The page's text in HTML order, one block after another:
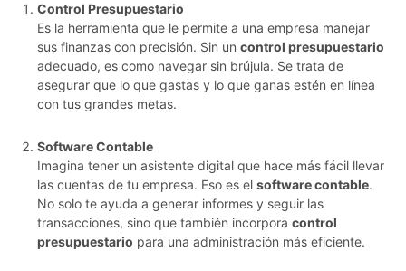
Control Presupuestario
Es la herramienta que le permite a una empresa manejar
sus finanzas con precisión. Sin un control presupuestario
adecuado, es como navegar sin brújula. Se trata de
asegurar que lo que gastas y lo que ganas estén en línea
con tus grandes metas.
Software Contable
Imagina tener un asistente digital que hace más fácil llevar
las cuentas de tu empresa. Eso es el software contable.
No solo te ayuda a generar informes y seguir las
transacciones, sino que también incorpora control
presupuestario para una administración más eficiente.